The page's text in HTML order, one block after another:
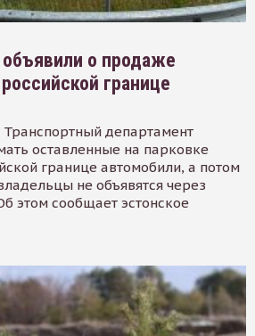
о продаже
границе
Транспортный департамент
оставленные на парковке
границе автомобили, а потом
не объявятся через
этом сообщает эстонское